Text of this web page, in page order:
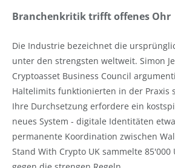
Branchenkritik trifft offenes Ohr
Die Industrie bezeichnet die
unter den strengsten weltweit. Simon
Cryptoasset Business Council
Haltelimits funktionierten in der Praxis
Ihre Durchsetzung erfordere ein
neues System - digitale Identitäten
permanente Koordination zwischen
Stand With Crypto UK sammelte